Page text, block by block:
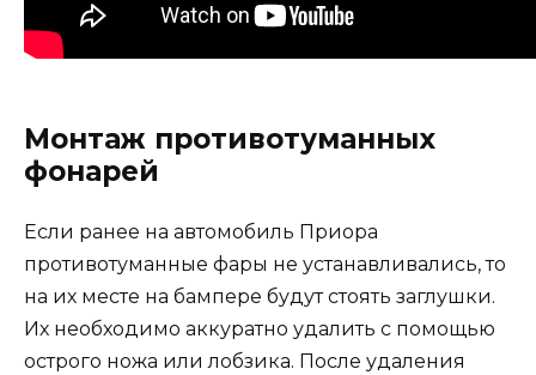
Монтаж противотуманных
фонарей
Если ранее на автомобиль Приора
противотуманные фары не устанавливались, то
на их месте на бампере будут стоять заглушки.
Их необходимо аккуратно удалить с помощью
острого ножа или лобзика. После удаления